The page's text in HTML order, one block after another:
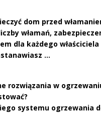
dom przed
włamań,
dla każdego właściciela
…
rozwiązania w
systemu ogrzewania